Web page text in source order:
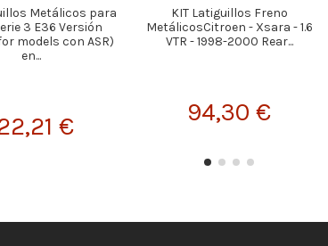
Metálicos para
3 E36 Versión
models con ASR)
en...
€
KIT Latiguillos Freno
MetálicosCitroen - Xsara - 1.6
VTR - 1998-2000 Rear...
94,30 €